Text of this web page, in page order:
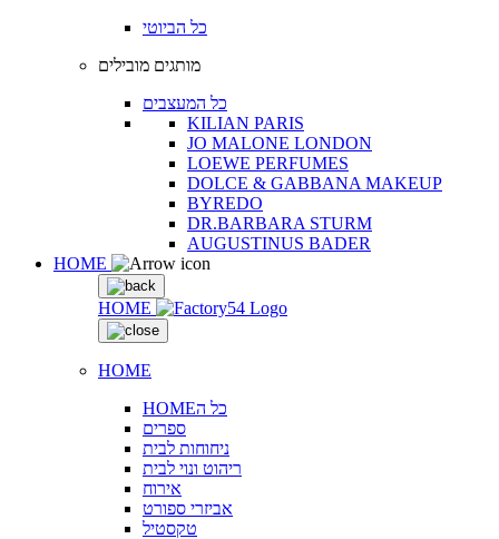
כל הביוטי
מותגים מובילים
כל המעצבים
KILIAN PARIS
JO MALONE LONDON
LOEWE PERFUMES
DOLCE & GABBANA MAKEUP
BYREDO
DR.BARBARA STURM
AUGUSTINUS BADER
HOME
HOME
HOME
HOMEכל ה
ספרים
ניחוחות לבית
ריהוט ונוי לבית
אירוח
אביזרי ספורט
טקסטיל